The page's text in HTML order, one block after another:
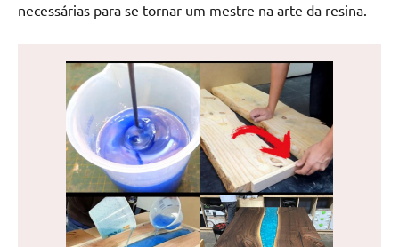
mesas
necessárias para se tornar um mestre na arte da resina.